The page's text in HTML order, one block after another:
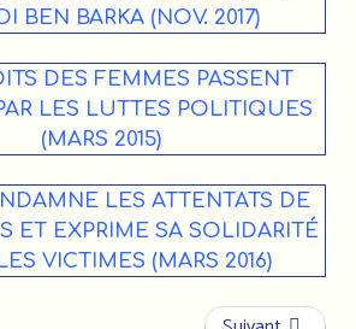
BEN BARKA (NOV. 2017)
DES FEMMES PASSENT
LES LUTTES POLITIQUES
(MARS 2015)
LES ATTENTATS DE
ET EXPRIME SA SOLIDARITÉ
VICTIMES (MARS 2016)